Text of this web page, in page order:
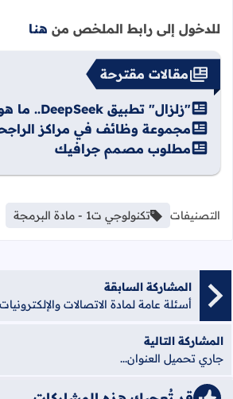
للدخول إلى رابط الملخص من هنا
مقالات مقترحة
"زلزال" تطبيق DeepSeek.. ما هو؟
مجموعة وظائف في مراكز
مطلوب مصمم جرافيك
التصنيفات تكنولوجي ت1 - مادة البرمجة
المشاركة السابقة
المشاركة التالية
جاري تحميل العنوان...